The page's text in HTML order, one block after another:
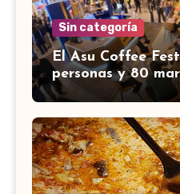
Sin categoría
El Asu Coffee
personas y 80